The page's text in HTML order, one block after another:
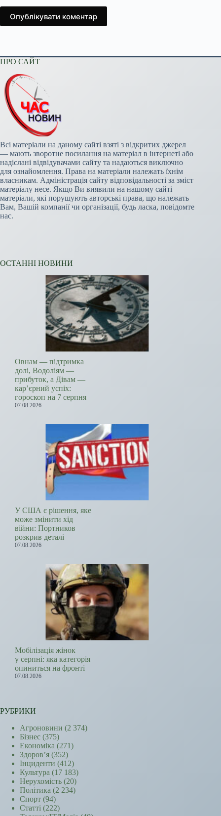
Опублікувати коментар
ПРО САЙТ
Всі матеріали на даному сайті взяті з відкритих джерел
— мають зворотне посилання на матеріал в інтернеті або
надіслані відвідувачами сайту та надаються виключно
для ознайомлення. Права на матеріали належать їхнім
власникам. Адміністрація сайту відповідальності за зміст
матеріалу несе. Якщо Ви виявили на нашому сайті
матеріали, які порушують авторські права, що належать
Вам, Вашій компанії чи організації, будь ласка, повідомте
нас.
ОСТАННІ НОВИНИ
Овнам — підтримка
долі, Водоліям —
прибуток, а Дівам —
кар’єрний успіх:
гороскоп на 7 серпня
07.08.2026
У США є рішення, яке
може змінити хід
війни: Портников
розкрив деталі
07.08.2026
Мобілізація жінок
у серпні: яка категорія
опиниться на фронті
07.08.2026
РУБРИКИ
Агроновини (2 374)
Бізнес (375)
Економіка (271)
Здоров’я (352)
Інциденти (412)
Культура (17 183)
Нерухомість (20)
Політика (2 234)
Спорт (94)
Статті (222)